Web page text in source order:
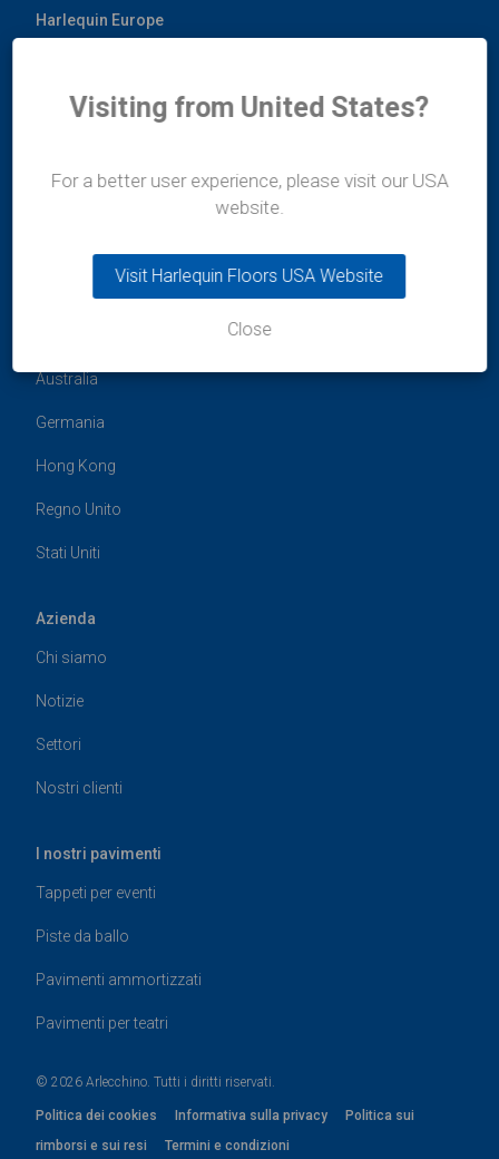
Harlequin Europe
Luxembourg
+352 46 44 22
Australia
Germania
Hong Kong
Regno Unito
Stati Uniti
Azienda
Chi siamo
Notizie
Settori
Nostri clienti
I nostri pavimenti
Tappeti per eventi
Piste da ballo
Pavimenti ammortizzati
Pavimenti per teatri
© 2026 Arlecchino. Tutti i diritti riservati.
Politica dei cookies Informativa sulla privacy
Politica sui
rimborsi e sui resi
Termini e condizioni
Visiting from United States?
For a better user experience, please visit our USA
website.
Visit Harlequin Floors USA Website
Close